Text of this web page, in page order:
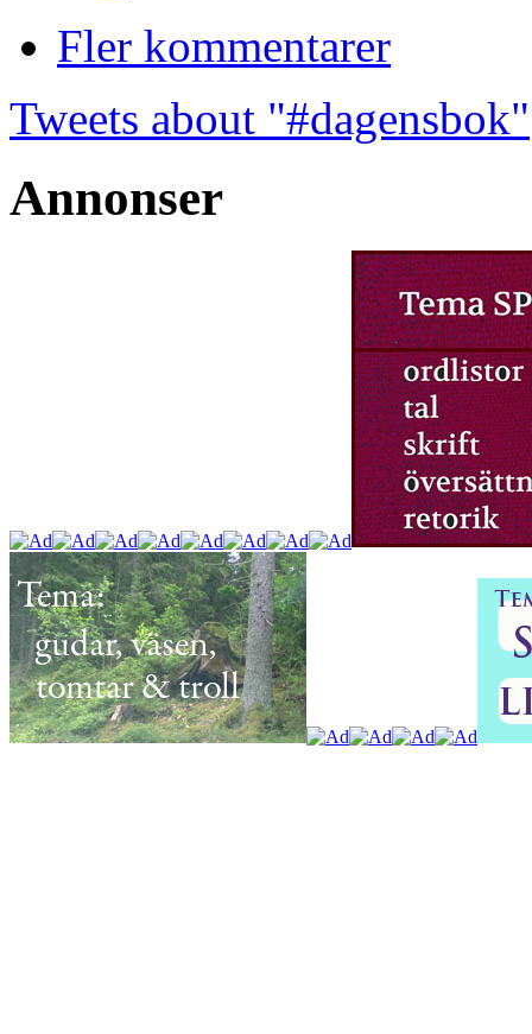
Fler kommentarer
Tweets about "#dagensbok"
Annonser